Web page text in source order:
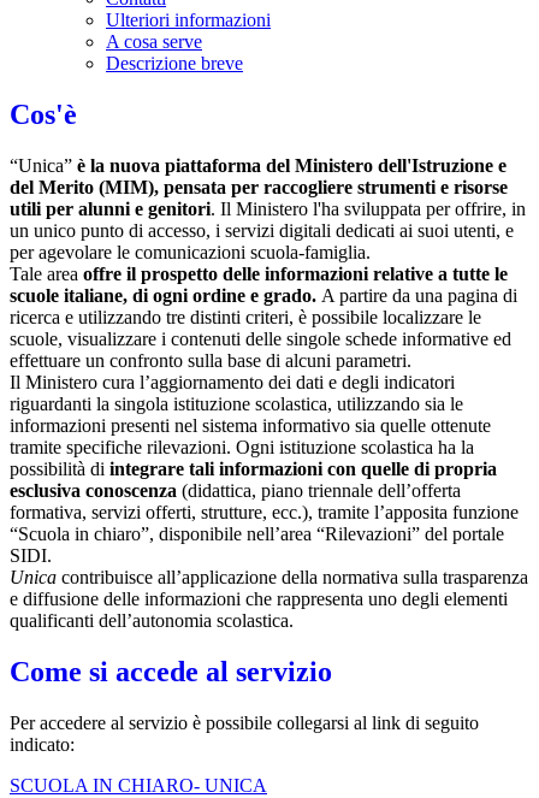
Ulteriori informazioni
A cosa serve
Descrizione breve
Cos'è
“Unica” è la nuova piattaforma del Ministero dell'Istruzione e
del Merito (MIM), pensata per raccogliere strumenti e risorse
utili per alunni e genitori. Il Ministero l'ha sviluppata per offrire, in
un unico punto di accesso, i servizi digitali dedicati ai suoi utenti, e
per agevolare le comunicazioni scuola-famiglia.
Tale area offre il prospetto delle informazioni relative a tutte le
scuole italiane, di ogni ordine e grado. A partire da una pagina di
ricerca e utilizzando tre distinti criteri, è possibile localizzare le
scuole, visualizzare i contenuti delle singole schede informative ed
effettuare un confronto sulla base di alcuni parametri.
Il Ministero cura l’aggiornamento dei dati e degli indicatori
riguardanti la singola istituzione scolastica, utilizzando sia le
informazioni presenti nel sistema informativo sia quelle ottenute
tramite specifiche rilevazioni. Ogni istituzione scolastica ha la
possibilità di integrare tali informazioni con quelle di propria
esclusiva conoscenza (didattica, piano triennale dell’offerta
formativa, servizi offerti, strutture, ecc.), tramite l’apposita funzione
“Scuola in chiaro”, disponibile nell’area “Rilevazioni” del portale
SIDI.
Unica contribuisce all’applicazione della normativa sulla trasparenza
e diffusione delle informazioni che rappresenta uno degli elementi
qualificanti dell’autonomia scolastica.
Come si accede al servizio
Per accedere al servizio è possibile collegarsi al link di seguito
indicato:
SCUOLA IN CHIARO- UNICA